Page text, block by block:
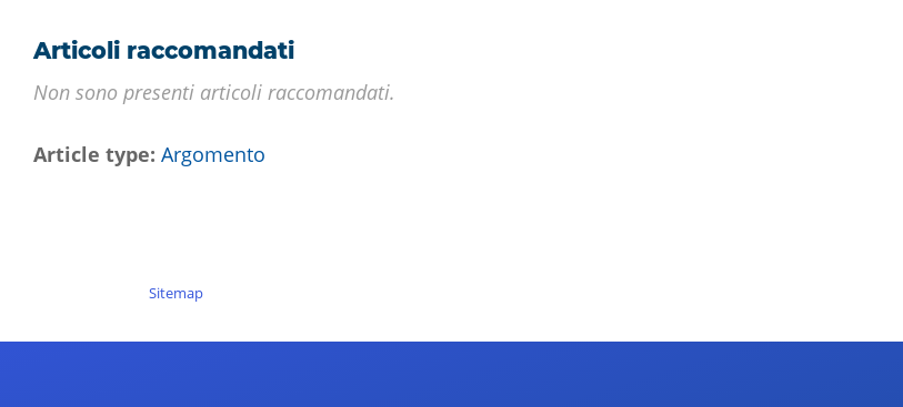
Articoli raccomandati
Non sono presenti articoli raccomandati.
Article type Argomento
Sitemap